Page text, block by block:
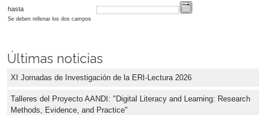
hasta
Se deben rellenar los dos campos
Últimas noticias
XI Jornadas de Investigación de la ERI-Lectura 2026
Talleres del Proyecto AANDI: "Digital Literacy and Learning: Research
Methods, Evidence, and Practice"